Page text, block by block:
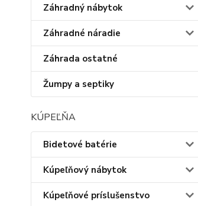
Záhradný nábytok
Záhradné náradie
Záhrada ostatné
Žumpy a septiky
KÚPEĽŇA
Bidetové batérie
Kúpeľňový nábytok
Kúpeľňové príslušenstvo